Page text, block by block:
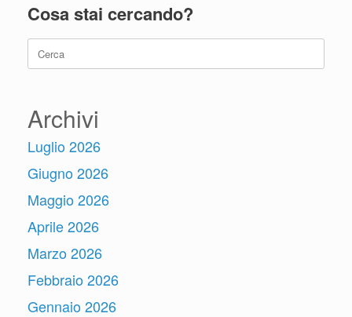
Cosa stai cercando?
Ricerca
per:
Archivi
Luglio 2026
Giugno 2026
Maggio 2026
Aprile 2026
Marzo 2026
Febbraio 2026
Gennaio 2026